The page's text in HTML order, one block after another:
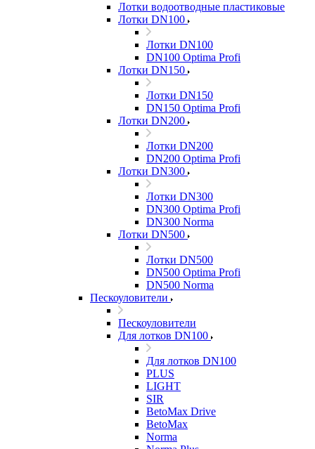
Лотки водоотводные пластиковые
Лотки DN100
Лотки DN100
DN100 Optima Profi
Лотки DN150
Лотки DN150
DN150 Optima Profi
Лотки DN200
Лотки DN200
DN200 Optima Profi
Лотки DN300
Лотки DN300
DN300 Optima Profi
DN300 Norma
Лотки DN500
Лотки DN500
DN500 Optima Profi
DN500 Norma
Пескоуловители
Пескоуловители
Для лотков DN100
Для лотков DN100
PLUS
LIGHT
SIR
BetoMax Drive
BetoMax
Norma